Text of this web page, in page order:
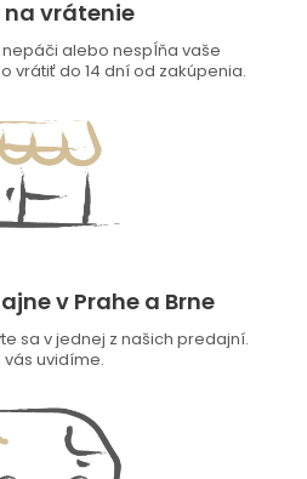
na vrátenie
alebo nespĺňa vaše
vrátiť do 14 dní od zakúpenia.
v Prahe a Brne
sa v jednej z našich predajní.
vás uvidíme.